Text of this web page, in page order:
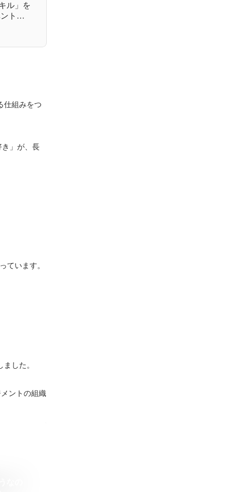
ル」を
ト
仕組みをつ
」が、長
ています。
した。
ントの組織